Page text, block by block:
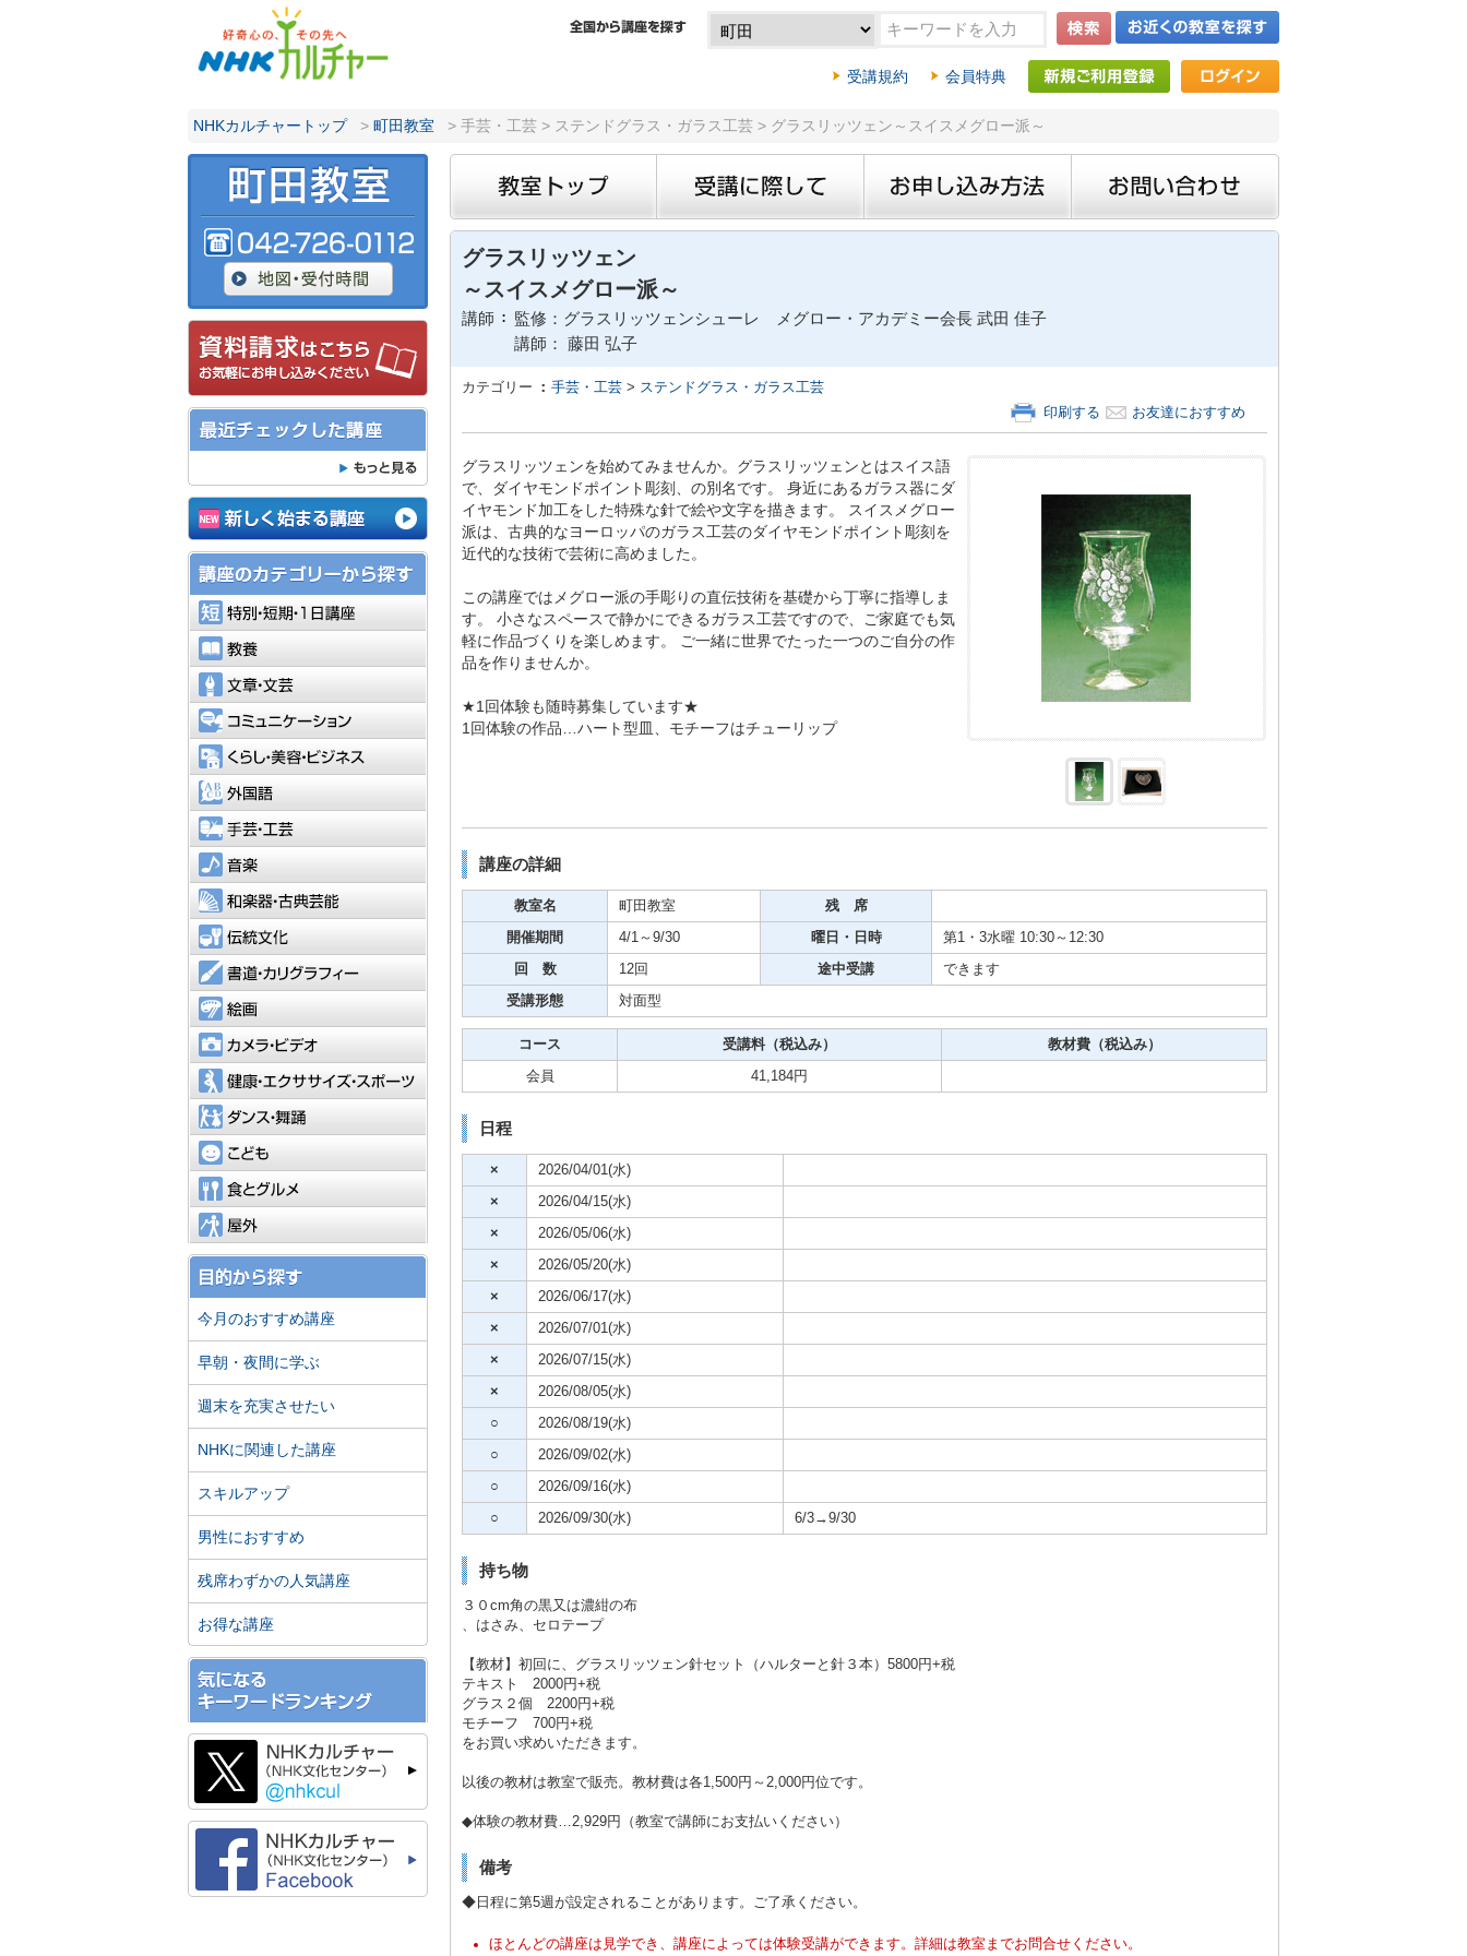
受講規約 会員特典
NHKカルチャートップ > 町田教室 > 手芸・工芸 > ステンドグラス・ガラス工芸 > グラスリッツェン～スイスメグロー派～
グラスリッツェン
～スイスメグロー派～
講師
監修：グラスリッツェンシューレ メグロー・アカデミー会長 武田 佳子
講師： 藤田 弘子
カテゴリー 手芸・工芸> ステンドグラス・ガラス工芸
印刷する
お友達におすすめ
グラスリッツェンを始めてみませんか。グラスリッツェンとはスイス語
で、ダイヤモンドポイント彫刻、の別名です。 身近にあるガラス器にダ
イヤモンド加工をした特殊な針で絵や文字を描きます。 スイスメグロー
派は、古典的なヨーロッパのガラス工芸のダイヤモンドポイント彫刻を
近代的な技術で芸術に高めました。
この講座ではメグロー派の手彫りの直伝技術を基礎から丁寧に指導しま
す。 小さなスペースで静かにできるガラス工芸ですので、ご家庭でも気
軽に作品づくりを楽しめます。 ご一緒に世界でたった一つのご自分の作
品を作りませんか。
★1回体験も随時募集しています★
1回体験の作品…ハート型皿、モチーフはチューリップ
講座の詳細
教室名 町田教室 残 席
開催期間 4/1～9/30 曜日・日時 第1・3水曜 10:30～12:30
回 数 12回 途中受講 できます
受講形態 対面型
コース 受講料（税込み） 教材費（税込み）
会員 41,184円
日程
× 2026/04/01(水)
× 2026/04/15(水)
× 2026/05/06(水)
× 2026/05/20(水)
× 2026/06/17(水)
× 2026/07/01(水)
× 2026/07/15(水)
× 2026/08/05(水)
○ 2026/08/19(水)
○ 2026/09/02(水)
○ 2026/09/16(水)
○ 2026/09/30(水) 6/3→9/30
持ち物
３０cm角の黒又は濃紺の布
、はさみ、セロテープ
【教材】初回に、グラスリッツェン針セット（ハルターと針３本）5800円+税
テキスト 2000円+税
グラス２個 2200円+税
モチーフ 700円+税
をお買い求めいただきます。
以後の教材は教室で販売。教材費は各1,500円～2,000円位です。
◆体験の教材費…2,929円（教室で講師にお支払いください）
備考
◆日程に第5週が設定されることがあります。ご了承ください。
ほとんどの講座は見学でき、講座によっては体験受講ができます。詳細は教室までお問合せください。
特別・短期・1日講座
コミュニケーション
和楽器・古典芸能
書道・カリグラフィー
カメラ・ビデオ
健康・エクササイズ・スポーツ
こども
食とグルメ
今月のおすすめ講座
早朝・夜間に学ぶ
週末を充実させたい
NHKに関連した講座
スキルアップ
男性におすすめ
残席わずかの人気講座
お得な講座